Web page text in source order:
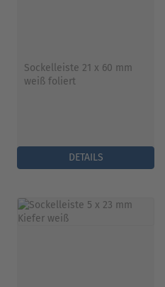
Sockelleiste 21 x 60 mm
weiß foliert
DETAILS